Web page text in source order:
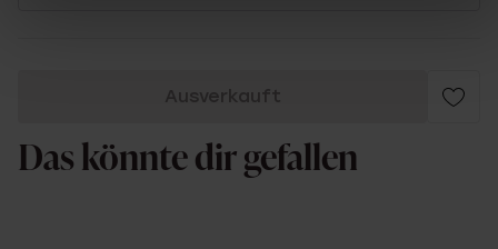
Ausverkauft
Das könnte dir gefallen